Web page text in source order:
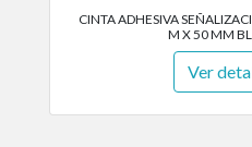
CINTA ADHESIVA
M X 50 MM
Ver